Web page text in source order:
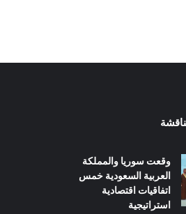
وقعت سوريا والمملكة
العربية السعودية خمس
اتفاقيات اقتصادية
استراتيجية